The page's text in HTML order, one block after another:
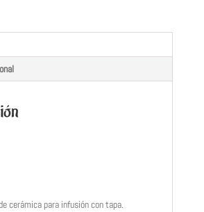
cerámica para infusión con tapa.